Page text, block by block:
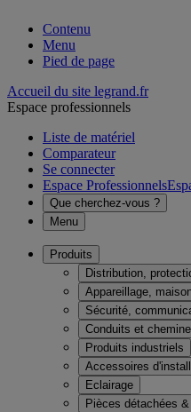
Contenu
Menu
Pied de page
Accueil du site legrand.fr
Espace professionnels
Liste de matériel
Comparateur
Se connecter
Espace Professionnels
Que cherchez-vous ?
Menu
Produits
Distribution,
Appareillage,
Sécurité,
Conduits et
Produits industriels
Accessoires
Eclairage
Pièces détachées